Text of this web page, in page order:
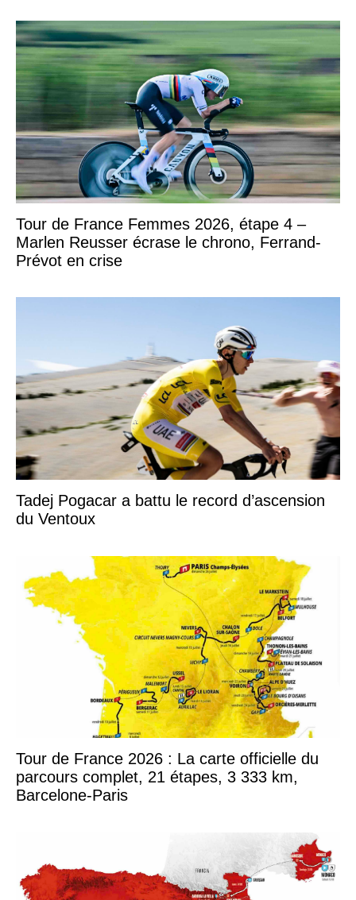
Tour de France Femmes 2026, étape 4 –
Marlen Reusser écrase le chrono, Ferrand-
Prévot en crise
Tadej Pogacar a battu le record d’ascension
du Ventoux
Tour de France 2026 : La carte officielle du
parcours complet, 21 étapes, 3 333 km,
Barcelone-Paris